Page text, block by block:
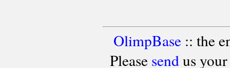
OlimpBase:: the
Please sendus your